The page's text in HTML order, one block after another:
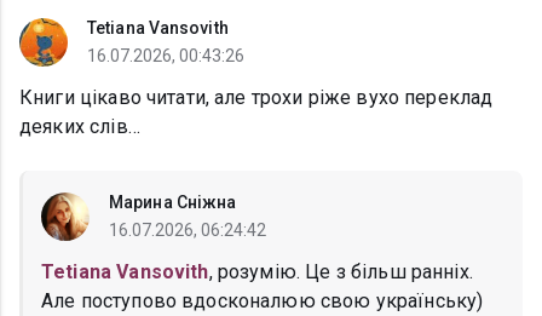
Tetiana Vansovith
16.07.2026, 00:43:26
Книги цікаво читати, але трохи ріже вухо переклад
деяких слів…
Марина Сніжна
16.07.2026, 06:24:42
Tetiana Vansovith, розумію. Це з більш ранніх.
Але поступово вдосконалюю свою українську)